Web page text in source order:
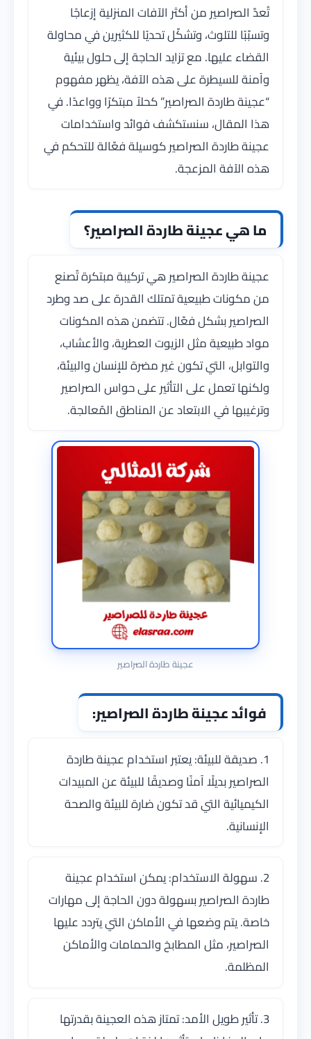
تُعدّ الصراصير من أكثر الآفات المنزلية إزعاجًا
وتسبّبًا للتلوث، وتشكّل تحديًا للكثيرين في محاولة
القضاء عليها. مع تزايد الحاجة إلى حلول بيئية
وآمنة للسيطرة على هذه الآفة، يظهر مفهوم
“عجينة طاردة الصراصير” كحلاً مبتكرًا وواعدًا. في
هذا المقال، سنستكشف فوائد واستخدامات
عجينة طاردة الصراصير كوسيلة فعّالة للتحكم في
هذه الآفة المزعجة.
ما هي عجينة طاردة الصراصير؟
عجينة طاردة الصراصير هي تركيبة مبتكرة تُصنع
من مكونات طبيعية تمتلك القدرة على صد وطرد
الصراصير بشكل فعّال. تتضمن هذه المكونات
مواد طبيعية مثل الزيوت العطرية، والأعشاب،
والتوابل، التي تكون غير مضرة للإنسان والبيئة،
ولكنها تعمل على التأثير على حواس الصراصير
وترغيبها في الابتعاد عن المناطق المُعالجة.
عجينة طاردة الصراصير
فوائد عجينة طاردة الصراصير:
1. صديقة للبيئة: يعتبر استخدام عجينة طاردة
الصراصير بديلًا آمنًا وصديقًا للبيئة عن المبيدات
الكيميائية التي قد تكون ضارة للبيئة والصحة
الإنسانية.
2. سهولة الاستخدام: يمكن استخدام عجينة
طاردة الصراصير بسهولة دون الحاجة إلى مهارات
خاصة. يتم وضعها في الأماكن التي يتردد عليها
الصراصير، مثل المطابخ والحمامات والأماكن
المظلمة.
3. تأثير طويل الأمد: تمتاز هذه العجينة بقدرتها